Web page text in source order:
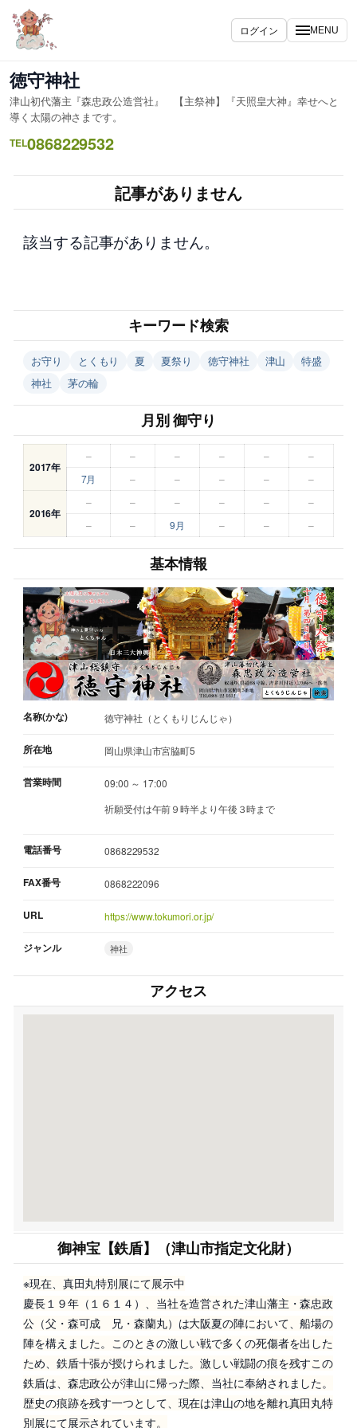
内
容
ス
キ
ッ
プ
ログイン MENU
徳守神社
津山初代藩主『森忠政公造営社』 【主祭神】『天照皇大神』幸せへと
導く太陽の神さまです。
TEL0868229532
記事がありません
該当する記事がありません。
キーワード検索
お守り とくもり 夏 夏祭り 徳守神社 津山
特盛
神社
茅の輪
月別 御守り
2017年
– – – – –
–
7月
– – – – –
2016年
– – – – –
–
–
– 9月 – – –
基本情報
名称(かな) 徳守神社（とくもりじんじゃ）
所在地 岡山県津山市宮脇町5
営業時間
09:00 ～ 17:00
祈願受付は午前９時半より午後３時まで
電話番号 0868229532
FAX番号 0868222096
URL https://www.tokumori.or.jp/
ジャンル 神社
アクセス
御神宝【鉄盾】（津山市指定文化財）
※現在、真田丸特別展にて展示中
慶長１９年（１６１４）、当社を造営された津山藩主・森忠政
公（父・森可成 兄・森蘭丸）は大阪夏の陣において、船場の
陣を構えました。このときの激しい戦で多くの死傷者を出した
ため、鉄盾十張が授けられました。激しい戦闘の痕を残すこの
鉄盾は、森忠政公が津山に帰った際、当社に奉納されました。
歴史の痕跡を残す一つとして、現在は津山の地を離れ真田丸特
別展にて展示されています。